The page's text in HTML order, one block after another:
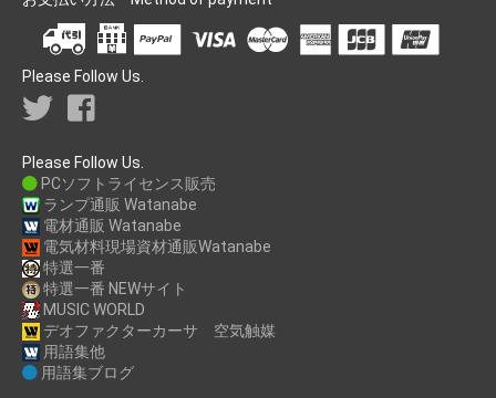
Please Follow Us.
Please Follow Us.
PCソフトライセンス販売
ランプ通販 Watanabe
電材通販 Watanabe
電気材料現場資材通販Watanabe
特選一番
特選一番 NEWサイト
MUSIC WORLD
デオファクターカーサ 空気触媒
用語集他
用語集ブログ